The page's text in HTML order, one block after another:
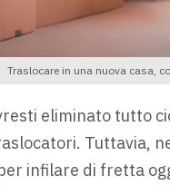
Traslocare in una nuova casa,
eliminato tutto
Tuttavia,
infilare di fretta